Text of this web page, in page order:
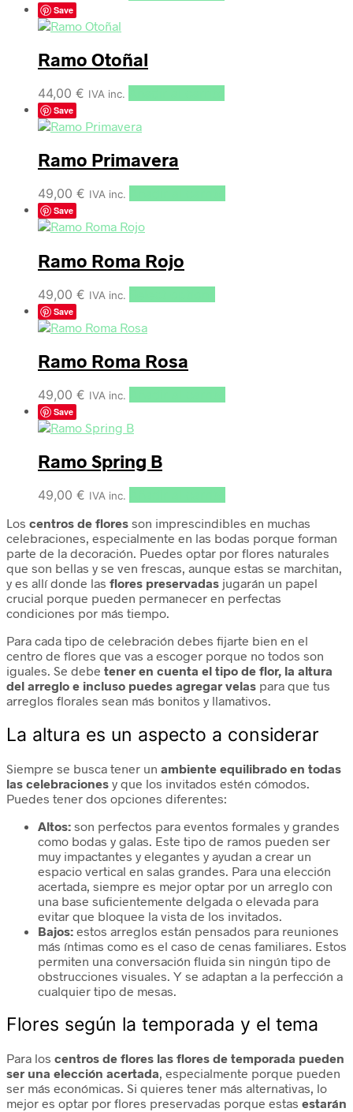
Save
Ramo Otoñal
44,00 € IVA inc.
Save
Ramo Primavera
49,00 € IVA inc.
Save
Ramo Roma Rojo
49,00 € IVA inc.
Save
Ramo Roma Rosa
49,00 € IVA inc.
Save
Ramo Spring B
49,00 € IVA inc.
Los centros de flores son imprescindibles en muchas
celebraciones, especialmente en las bodas porque forman
parte de la decoración. Puedes optar por flores naturales
que son bellas y se ven frescas, aunque estas se marchitan,
y es allí donde las flores preservadas jugarán un papel
crucial porque pueden permanecer en perfectas
condiciones por más tiempo.
Para cada tipo de celebración debes fijarte bien en el
centro de flores que vas a escoger porque no todos son
iguales. Se debe tener en cuenta el tipo de flor, la altura
del arreglo e incluso puedes agregar velas para que tus
arreglos florales sean más bonitos y llamativos.
La altura es un aspecto a considerar
Siempre se busca tener un ambiente equilibrado en todas
las celebraciones y que los invitados estén cómodos.
Puedes tener dos opciones diferentes:
Altos: son perfectos para eventos formales y grandes
como bodas y galas. Este tipo de ramos pueden ser
muy impactantes y elegantes y ayudan a crear un
espacio vertical en salas grandes. Para una elección
acertada, siempre es mejor optar por un arreglo con
una base suficientemente delgada o elevada para
evitar que bloquee la vista de los invitados.
Bajos: estos arreglos están pensados para reuniones
más íntimas como es el caso de cenas familiares. Estos
permiten una conversación fluida sin ningún tipo de
obstrucciones visuales. Y se adaptan a la perfección a
cualquier tipo de mesas.
Flores según la temporada y el tema
Para los centros de flores las flores de temporada pueden
ser una elección acertada, especialmente porque pueden
ser más económicas. Si quieres tener más alternativas, lo
mejor es optar por flores preservadas porque estas estarán